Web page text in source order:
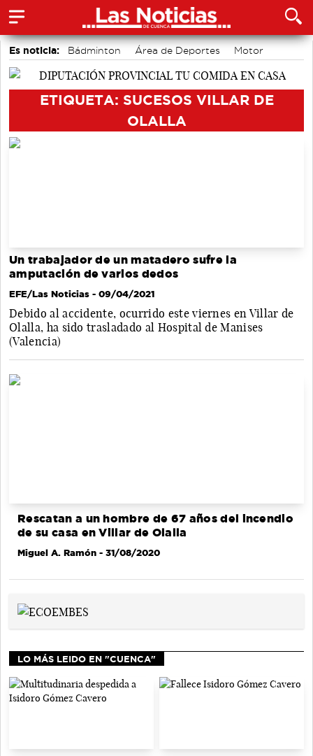
Es noticia: Bádminton Área de Deportes
Motor
accidentes laborales
ETIQUETA: SUCESOS VILLAR DE
OLALLA
Un trabajador de un matadero sufre la
amputación de varios dedos
EFE/Las Noticias - 09/04/2021
Debido al accidente, ocurrido este viernes en Villar de
Olalla, ha sido trasladado al Hospital de Manises
(Valencia)
Rescatan a un hombre de 67 años del incendio
de su casa en Villar de Olalla
Miguel A. Ramón - 31/08/2020
LO MÁS LEIDO EN "CUENCA"